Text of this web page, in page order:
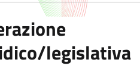
legislativa